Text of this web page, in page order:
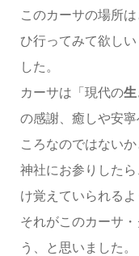
このカーサの場所
ひ行ってみて欲し
した。
カーサは「現代の生
の感謝、癒しや安
ころなのではないか
神社にお参りした
け覚えていられる
それがこのカーサ
う、と思いました。